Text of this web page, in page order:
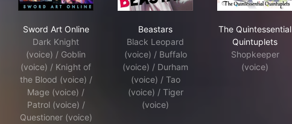
Sword Art Online
Dark Knight
(voice) / Goblin
(voice) / Knight of
the Blood (voice) /
Mage (voice) /
Patrol (voice) /
Questioner (voice)
Beastars
Black Leopard
(voice) / Buffalo
(voice) / Durham
(voice) / Tao
(voice) / Tiger
(voice)
The Quintessential
Quintuplets
Shopkeeper
(voice)